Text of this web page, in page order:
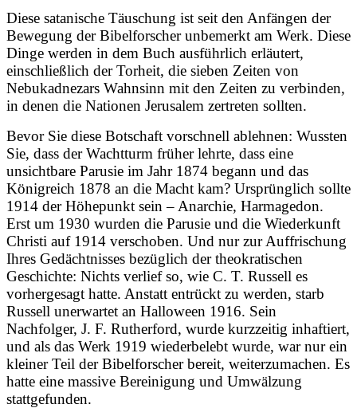
Diese satanische Täuschung ist seit den Anfängen der
Bewegung der Bibelforscher unbemerkt am Werk. Diese
Dinge werden in dem Buch ausführlich erläutert,
einschließlich der Torheit, die sieben Zeiten von
Nebukadnezars Wahnsinn mit den Zeiten zu verbinden,
in denen die Nationen Jerusalem zertreten sollten.
Bevor Sie diese Botschaft vorschnell ablehnen: Wussten
Sie, dass der Wachtturm früher lehrte, dass eine
unsichtbare Parusie im Jahr 1874 begann und das
Königreich 1878 an die Macht kam? Ursprünglich sollte
1914 der Höhepunkt sein – Anarchie, Harmagedon.
Erst um 1930 wurden die Parusie und die Wiederkunft
Christi auf 1914 verschoben. Und nur zur Auffrischung
Ihres Gedächtnisses bezüglich der theokratischen
Geschichte: Nichts verlief so, wie C. T. Russell es
vorhergesagt hatte. Anstatt entrückt zu werden, starb
Russell unerwartet an Halloween 1916. Sein
Nachfolger, J. F. Rutherford, wurde kurzzeitig inhaftiert,
und als das Werk 1919 wiederbelebt wurde, war nur ein
kleiner Teil der Bibelforscher bereit, weiterzumachen. Es
hatte eine massive Bereinigung und Umwälzung
stattgefunden.